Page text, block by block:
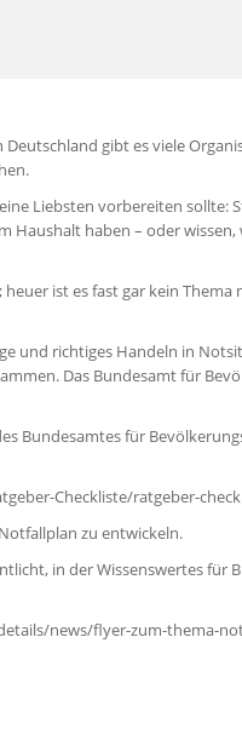
gibt es viele
Liebsten vorbereiten sollte:
haben – oder wissen,
ist es fast gar kein
und richtiges Handeln in
Das Bundesamt für
Bundesamtes für
Checkliste/ratgeber-
zu entwickeln.
in der Wissenswertes für
news/flyer-zum-thema-